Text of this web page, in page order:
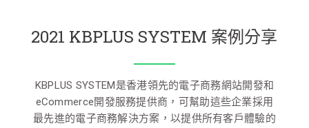
2021 KBPLUS SYSTEM 案例分享
KBPLUS SYSTEM是香港領先的電子商務網站開發和
eCommerce開發服務提供商，可幫助這些企業採用
最先進的電子商務解決方案，以提供所有客戶體驗的